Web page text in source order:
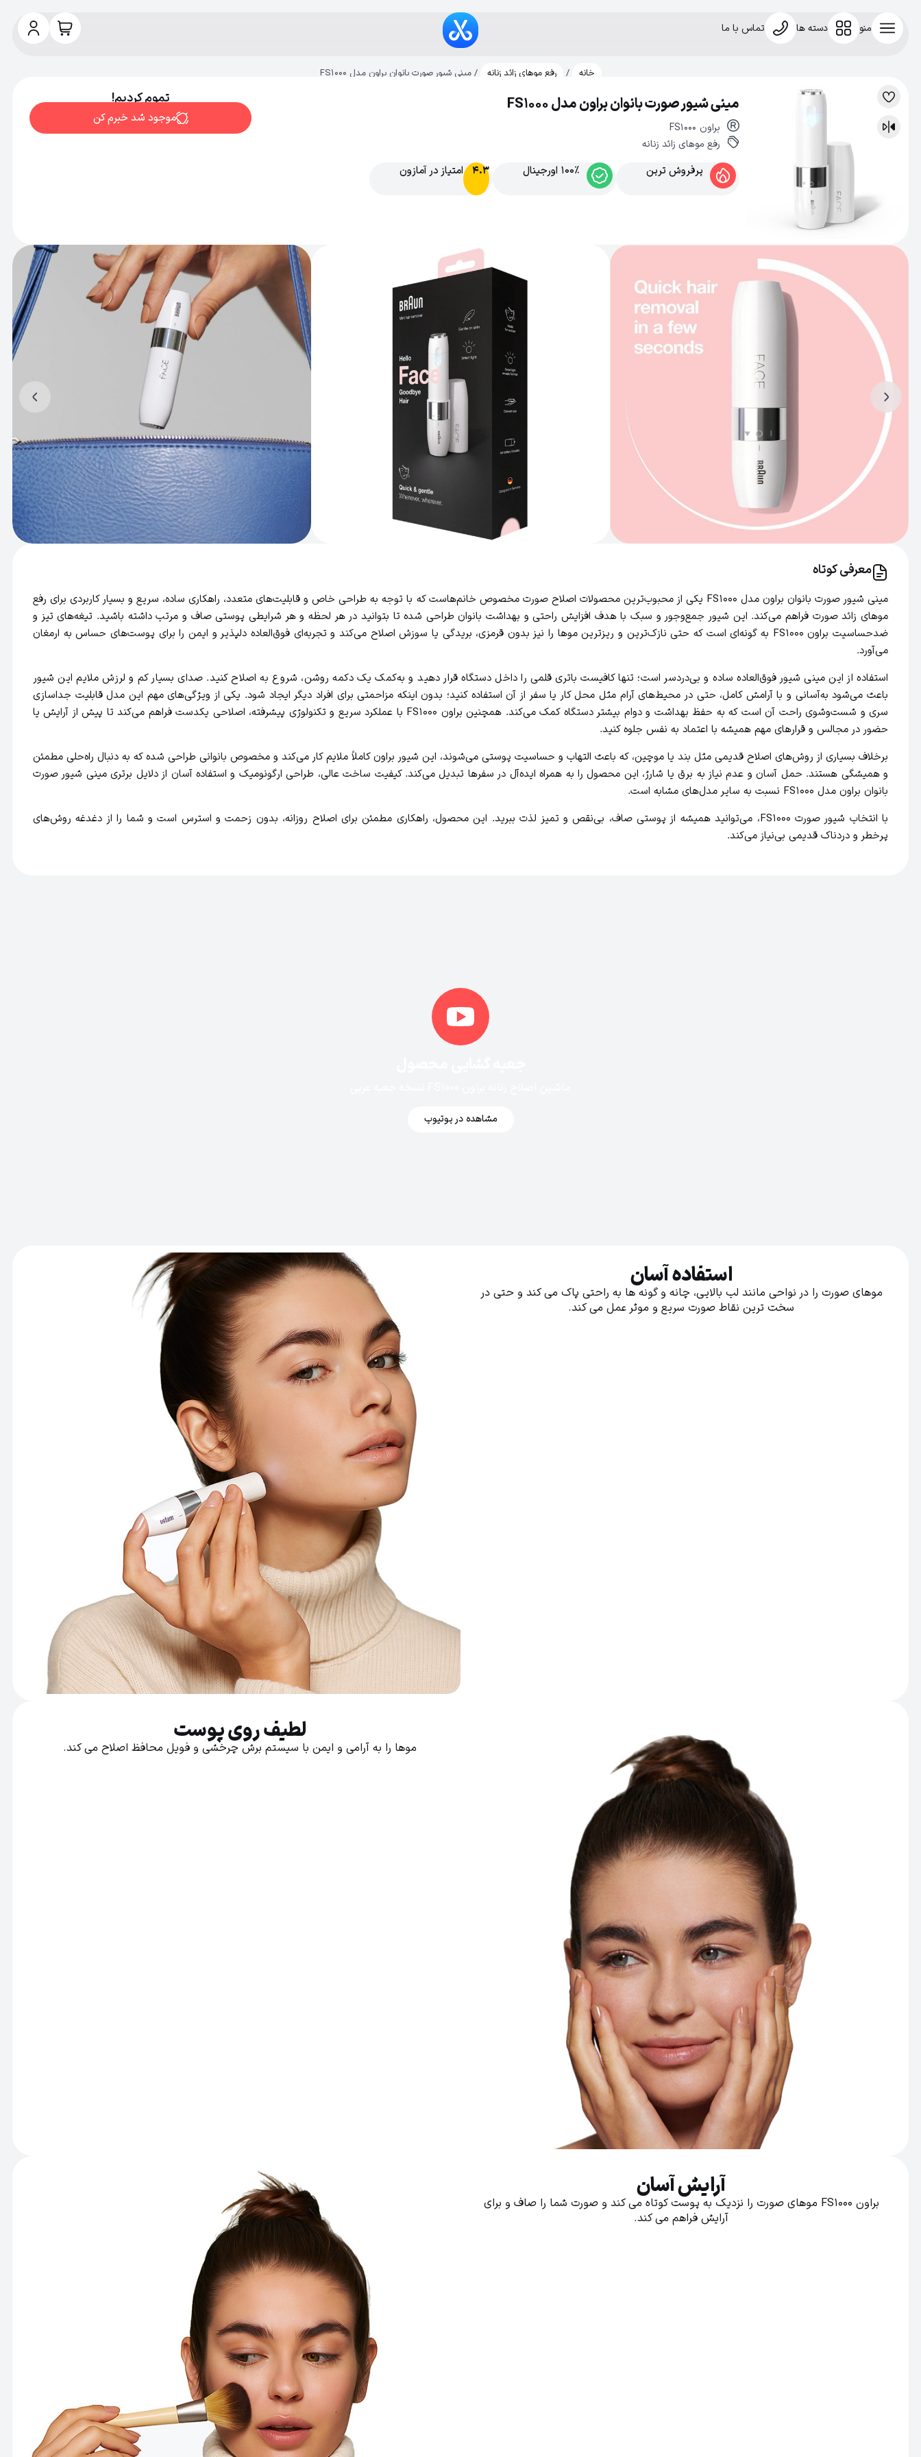
منو دسته ها تماس با ما
خانه / رفع موهای زائد زنانه / مینی شیور صورت بانوان براون مدل FS1000
لیست
مقایسه
مینی شیور صورت بانوان براون مدل FS1000
براون FS1000
رفع موهای زائد زنانه
پرفروش ترین 100% اورجینال 4.3 امتیاز در آمازون
تموم کردیم!
موجود شد خبرم کن
معرفی کوتاه
مینی شیور صورت بانوان براون مدل FS1000 یکی از محبوب‌ترین محصولات اصلاح صورت مخصوص خانم‌هاست که با توجه به طراحی خاص و قابلیت‌های متعدد، راهکاری ساده، سریع و بسیار کاربردی برای رفع
موهای زائد صورت فراهم می‌کند. این شیور جمع‌وجور و سبک با هدف افزایش راحتی و بهداشت بانوان طراحی شده تا بتوانید در هر لحظه و هر شرایطی پوستی صاف و مرتب داشته باشید. تیغه‌های تیز و
ضد‌حساسیت براون FS1000 به گونه‌ای است که حتی نازک‌ترین و ریزترین موها را نیز بدون قرمزی، بریدگی یا سوزش اصلاح می‌کند و تجربه‌ای فوق‌العاده دلپذیر و ایمن را برای پوست‌های حساس به ارمغان
می‌آورد.
استفاده از این مینی شیور فوق‌العاده ساده و بی‌دردسر است؛ تنها کافیست باتری قلمی را داخل دستگاه قرار دهید و به‌کمک یک دکمه روشن، شروع به اصلاح کنید. صدای بسیار کم و لرزش ملایم این شیور
باعث می‌شود به‌آسانی و با آرامش کامل، حتی در محیط‌های آرام مثل محل کار یا سفر از آن استفاده کنید؛ بدون اینکه مزاحمتی برای افراد دیگر ایجاد شود. یکی از ویژگی‌های مهم این مدل قابلیت جداسازی
سری و شست‌وشوی راحت آن است که به حفظ بهداشت و دوام بیشتر دستگاه کمک می‌کند. همچنین براون FS1000 با عملکرد سریع و تکنولوژی پیشرفته، اصلاحی یکدست فراهم می‌کند تا پیش از آرایش یا
حضور در مجالس و قرارهای مهم همیشه با اعتماد به نفس جلوه کنید.
برخلاف بسیاری از روش‌های اصلاح قدیمی مثل بند یا موچین، که باعث التهاب و حساسیت پوستی می‌شوند، این شیور براون کاملاً ملایم کار می‌کند و مخصوص بانوانی طراحی شده که به دنبال راه‌حلی مطمئن
و همیشگی هستند. حمل آسان و عدم نیاز به برق یا شارژ، این محصول را به همراه ایده‌آل در سفرها تبدیل می‌کند. کیفیت ساخت عالی، طراحی ارگونومیک و استفاده آسان از دلایل برتری مینی شیور صورت
بانوان براون مدل FS1000 نسبت به سایر مدل‌های مشابه است.
با انتخاب شیور صورت FS1000، می‌توانید همیشه از پوستی صاف، بی‌نقص و تمیز لذت ببرید. این محصول، راهکاری مطمئن برای اصلاح روزانه، بدون زحمت و استرس است و شما را از دغدغه روش‌های
پرخطر و دردناک قدیمی بی‌نیاز می‌کند.
مشاهده در یوتیوب
استفاده آسان
موهای صورت را در نواحی مانند لب بالایی، چانه و گونه ها به راحتی پاک می کند و حتی در
سخت ترین نقاط صورت سریع و موثر عمل می کند.
لطیف روی پوست
موها را به آرامی و ایمن با سیستم برش چرخشی و فویل محافظ اصلاح می کند.
آرایش آسان
براون FS1000 موهای صورت را نزدیک به پوست کوتاه می کند و صورت شما را صاف و برای
آرایش فراهم می کند.